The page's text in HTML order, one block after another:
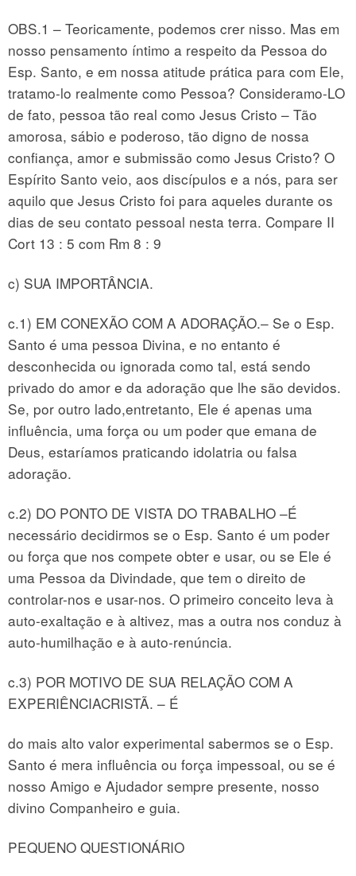
OBS.1 – Teoricamente, podemos crer nisso. Mas em
nosso pensamento íntimo a respeito da Pessoa do
Esp. Santo, e em nossa atitude prática para com Ele,
tratamo-lo realmente como Pessoa? Consideramo-LO
de fato, pessoa tão real como Jesus Cristo – Tão
amorosa, sábio e poderoso, tão digno de nossa
confiança, amor e submissão como Jesus Cristo? O
Espírito Santo veio, aos discípulos e a nós, para ser
aquilo que Jesus Cristo foi para aqueles durante os
dias de seu contato pessoal nesta terra. Compare II
Cort 13 : 5 com Rm 8 : 9
c) SUA IMPORTÂNCIA.
c.1) EM CONEXÃO COM A ADORAÇÃO.– Se o Esp.
Santo é uma pessoa Divina, e no entanto é
desconhecida ou ignorada como tal, está sendo
privado do amor e da adoração que lhe são devidos.
Se, por outro lado,entretanto, Ele é apenas uma
influência, uma força ou um poder que emana de
Deus, estaríamos praticando idolatria ou falsa
adoração.
c.2) DO PONTO DE VISTA DO TRABALHO –É
necessário decidirmos se o Esp. Santo é um poder
ou força que nos compete obter e usar, ou se Ele é
uma Pessoa da Divindade, que tem o direito de
controlar-nos e usar-nos. O primeiro conceito leva à
auto-exaltação e à altivez, mas a outra nos conduz à
auto-humilhação e à auto-renúncia.
c.3) POR MOTIVO DE SUA RELAÇÃO COM A
EXPERIÊNCIACRISTÃ. – É
do mais alto valor experimental sabermos se o Esp.
Santo é mera influência ou força impessoal, ou se é
nosso Amigo e Ajudador sempre presente, nosso
divino Companheiro e guia.
PEQUENO QUESTIONÁRIO